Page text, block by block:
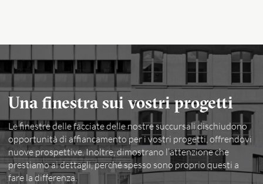
Una finestra sui vostri progetti
Le finestre delle facciate delle nostre succursali dischiudono
opportunità di affiancamento per i vostri progetti, offrendovi
nuove prospettive. Inoltre, dimostrano l’attenzione che
prestiamo ai dettagli, perché spesso sono proprio questi a
fare la differenza.